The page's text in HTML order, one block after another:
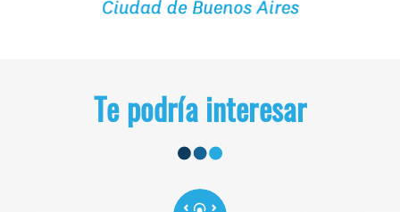
Te podría interesar